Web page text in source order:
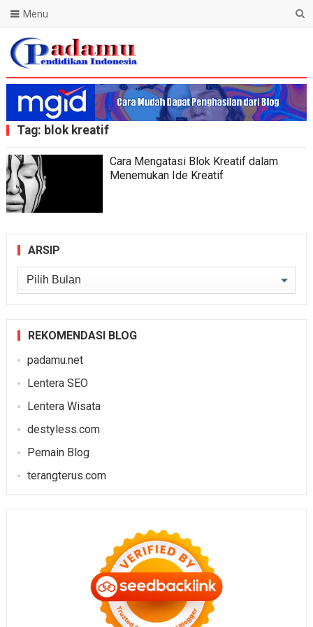
Blog Padamu
Menu
Tag: blok kreatif
Cara Mengatasi Blok Kreatif dalam
Menemukan Ide Kreatif
ARSIP
Arsip
REKOMENDASI BLOG
padamu.net
Lentera SEO
Lentera Wisata
destyless.com
Pemain Blog
terangterus.com